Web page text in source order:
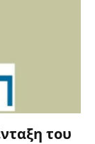
του